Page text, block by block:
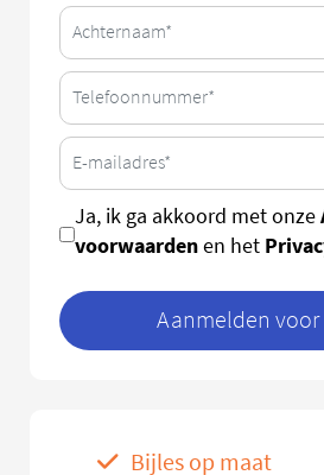
Ja, ik ga akkoord met onze
voorwaardenen het
Aanmelden
Bijles op maat